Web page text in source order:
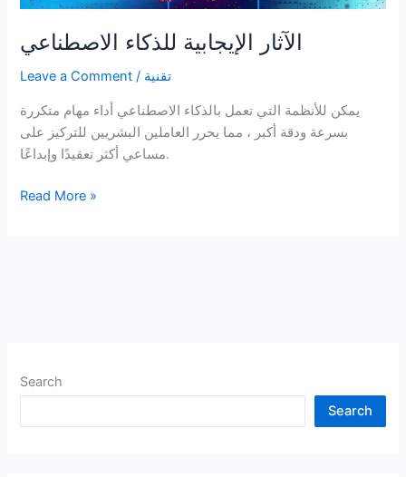
الآثار الإيجابية للذكاء الاصطناعي
Leave a Comment / تقنية
يمكن للأنظمة التي تعمل بالذكاء الاصطناعي أداء مهام متكررة
بسرعة ودقة أكبر ، مما يحرر العاملين البشريين للتركيز على
مساعي أكثر تعقيدًا وإبداعًا.
الآثار
Read More »
Search
Search